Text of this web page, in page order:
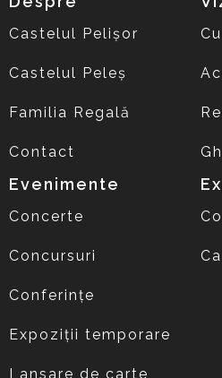
Castelul Pelișor
Castelul Peleș
Familia Regală
Contact
Evenimente
Concerte
Concursuri
Conferințe
Expoziții temporare
Lansare de carte